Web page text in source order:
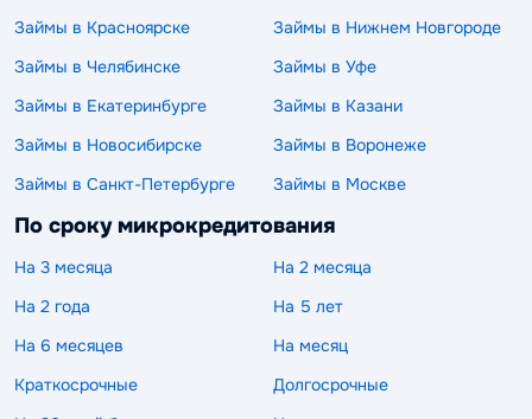
Займы в Красноярске
Займы в Нижнем Новгороде
Займы в Челябинске
Займы в Уфе
Займы в Екатеринбурге
Займы в Казани
Займы в Новосибирске
Займы в Воронеже
Займы в Санкт-Петербурге
Займы в Москве
По сроку микрокредитования
На 3 месяца
На 2 месяца
На 2 года
На 5 лет
На 6 месяцев
На месяц
Краткосрочные
Долгосрочные